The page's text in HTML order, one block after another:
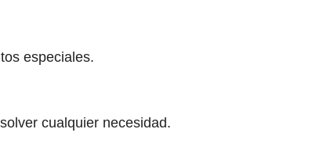
especiales.
cualquier necesidad.